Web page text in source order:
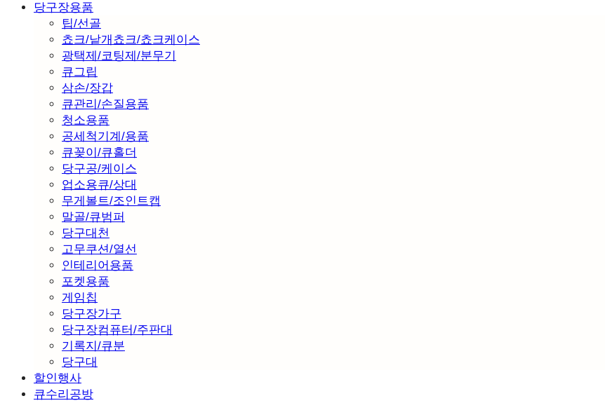
당구장용품
팁/선골
쵸크/낱개쵸크/쵸크케이스
광택제/코팅제/분무기
큐그립
삼손/장갑
큐관리/손질용품
청소용품
공세척기계/용품
큐꽂이/큐홀더
당구공/케이스
업소용큐/상대
무게볼트/조인트캡
말골/큐범퍼
당구대천
고무쿠션/열선
인테리어용품
포켓용품
게임칩
당구장가구
당구장컴퓨터/주판대
기록지/큐분
당구대
할인행사
큐수리공방